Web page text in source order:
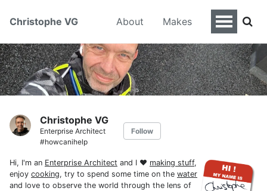
Christophe VG About Makes
Christophe VG
Enterprise Architect
#howcanihelp
Follow
Hi, I'm an Enterprise Architect and I ♥ making stuff,
enjoy cooking, try to spend some time on the water
and love to observe the world through the lens of